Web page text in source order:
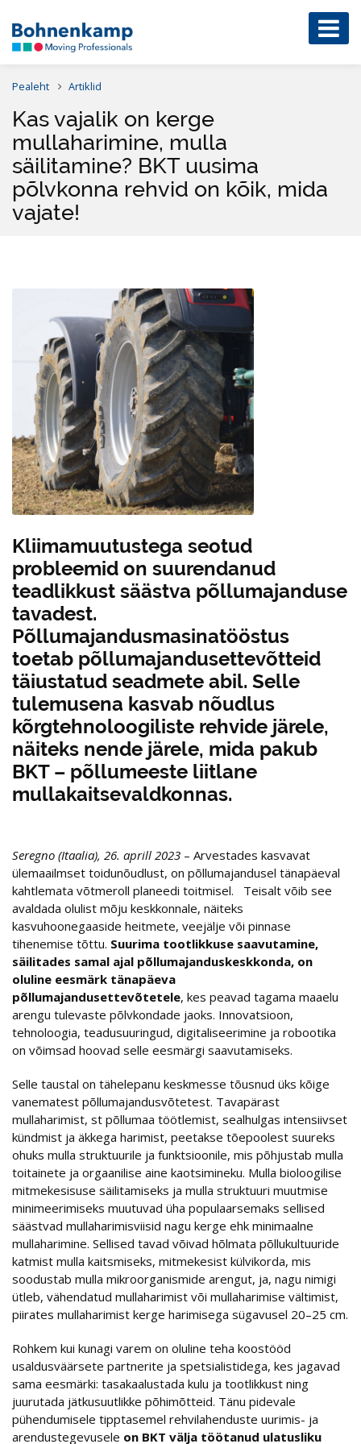
Pealeht Artiklid
Kas vajalik on kerge
mullaharimine, mulla
säilitamine? BKT uusima
põlvkonna rehvid on kõik, mida
vajate!
Kliimamuutustega seotud
probleemid on suurendanud
teadlikkust säästva põllumajanduse
tavadest.
Põllumajandusmasinatööstus
toetab põllumajandusettevõtteid
täiustatud seadmete abil. Selle
tulemusena kasvab nõudlus
kõrgtehnoloogiliste rehvide järele,
näiteks nende järele, mida pakub
BKT – põllumeeste liitlane
mullakaitsevaldkonnas.
Seregno (Itaalia), 26. aprill 2023 – Arvestades kasvavat
ülemaailmset toidunõudlust, on põllumajandusel tänapäeval
kahtlemata võtmeroll planeedi toitmisel. Teisalt võib see
avaldada olulist mõju keskkonnale, näiteks
kasvuhoonegaaside heitmete, veejälje või pinnase
tihenemise tõttu. Suurima tootlikkuse saavutamine,
säilitades samal ajal põllumajanduskeskkonda, on
oluline eesmärk tänapäeva
põllumajandusettevõtetele, kes peavad tagama maaelu
arengu tulevaste põlvkondade jaoks. Innovatsioon,
tehnoloogia, teadusuuringud, digitaliseerimine ja robootika
on võimsad hoovad selle eesmärgi saavutamiseks.
Selle taustal on tähelepanu keskmesse tõusnud üks kõige
vanematest põllumajandusvõtetest. Tavapärast
mullaharimist, st põllumaa töötlemist, sealhulgas intensiivset
kündmist ja äkkega harimist, peetakse tõepoolest suureks
ohuks mulla struktuurile ja funktsioonile, mis põhjustab mulla
toitainete ja orgaanilise aine kaotsimineku. Mulla bioloogilise
mitmekesisuse säilitamiseks ja mulla struktuuri muutmise
minimeerimiseks muutuvad üha populaarsemaks sellised
säästvad mullaharimisviisid nagu kerge ehk minimaalne
mullaharimine. Sellised tavad võivad hõlmata põllukultuuride
katmist mulla kaitsmiseks, mitmekesist külvikorda, mis
soodustab mulla mikroorganismide arengut, ja, nagu nimigi
ütleb, vähendatud mullaharimist või mullaharimise vältimist,
piirates mullaharimist kerge harimisega sügavusel 20–25 cm.
Rohkem kui kunagi varem on oluline teha koostööd
usaldusväärsete partnerite ja spetsialistidega, kes jagavad
sama eesmärki: tasakaalustada kulu ja tootlikkust ning
juurutada jätkusuutlikke põhimõtteid. Tänu pidevale
pühendumisele tipptasemel rehvilahenduste uurimis- ja
arendustegevusele on BKT välja töötanud ulatusliku